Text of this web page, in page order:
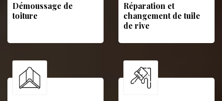
Démoussage de
toiture
Réparation et
changement de tuile
de rive